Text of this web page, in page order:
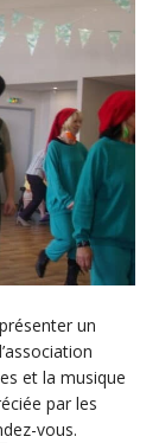
un
et la musique
par les
vous.